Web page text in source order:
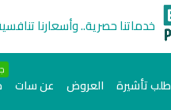
خدماتنا حصرية.. وأسعارنا
طلب تأشيرة العروض عن سات